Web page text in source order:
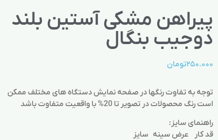
پیراهن مشکی آستین بلند
دوجیب بنگال
۲۵۰.۰۰۰تومان
توجه به تفاوت رنگها در صفحه نمایش دستگاه های مختلف ممکن
است رنگ محصولات در تصویر تا 20% با واقعیت متفاوت باشد
راهنمای سایز:
قد کار عرض سینه سایز